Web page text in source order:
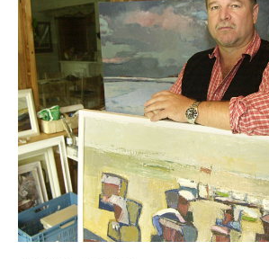
Contact persons
Sponsors, Projects
Presse
Café, Bistro
Current issues
News